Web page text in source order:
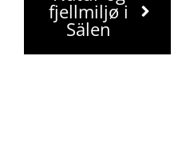
fjellmiljø i
Sälen